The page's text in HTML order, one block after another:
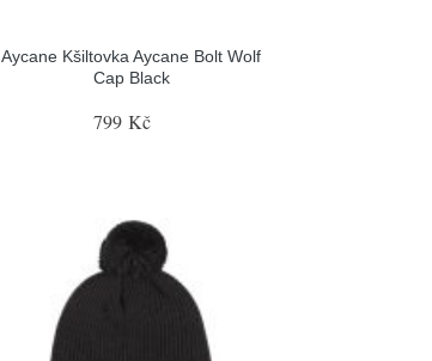
Aycane Kšiltovka Aycane Bolt Wolf
Cap Black
799 Kč